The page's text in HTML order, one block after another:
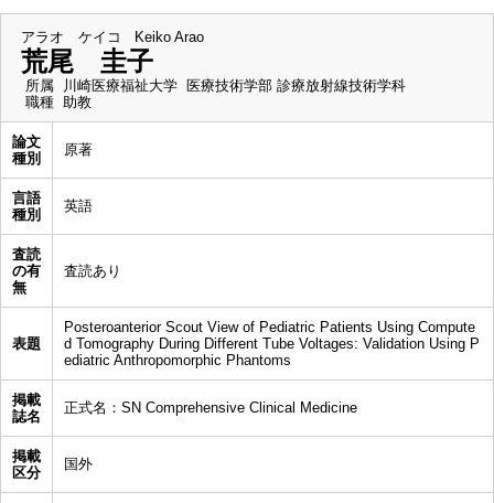
アラオ ケイコ Keiko Arao
荒尾 圭子
所属
川崎医療福祉大学 医療技術学部 診療放射線技術学科
職種 助教
論文
種別
原著
言語
種別
英語
査読
の有
無
査読あり
表題
Posteroanterior Scout View of Pediatric Patients Using Compute
d Tomography During Different Tube Voltages: Validation Using P
ediatric Anthropomorphic Phantoms
掲載
誌名
正式名：SN Comprehensive Clinical Medicine
掲載
区分
国外